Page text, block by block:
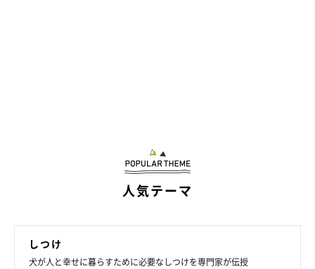
人気テーマ
しつけ
犬が人と幸せに暮らすために必要なしつけを専門家が伝授